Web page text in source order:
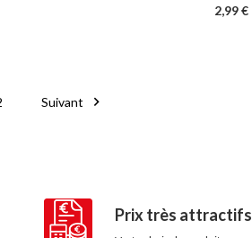
Prix
2,99 €
Suivant 
Prix très attractifs